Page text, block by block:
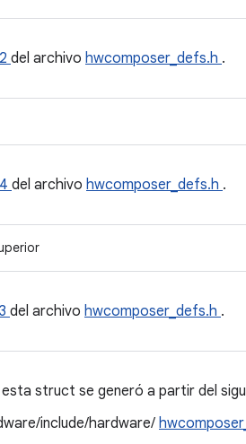
del archivo hwcomposer_defs.h .
del archivo hwcomposer_defs.h .
del archivo hwcomposer_defs.h .
struct se generó a partir del
include/hardware/